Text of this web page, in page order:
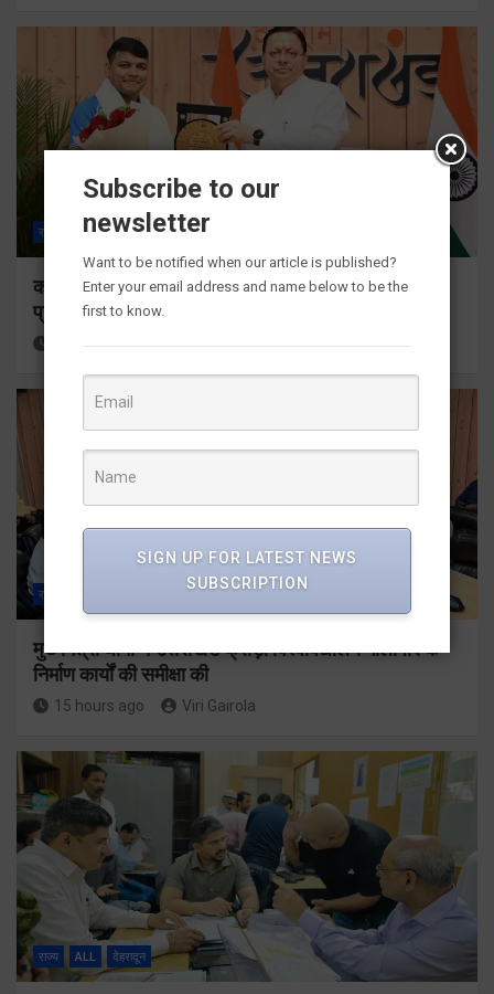
राज्य ALL देहरादून
कॉमनवेल्थ गेम्स 2026 के उत्तराखंड के पदक विजेताओं और
प्रशिक्षकों को मुख्यमंत्री धामी ने किया सम्मानित
राज्य
मुख्यमंत्री धामी ने उत्तराखंड क्रीड़ा विश्वविद्यालय गौलापार के
निर्माण कार्यों की समीक्षा की
15 hours ago Viri Gairola
राज्य ALL देहरादून
Subscribe to our
newsletter
Want to be notified when our article is published?
Enter your email address and name below to be the
first to know.
SIGN UP FOR LATEST NEWS
SUBSCRIPTION